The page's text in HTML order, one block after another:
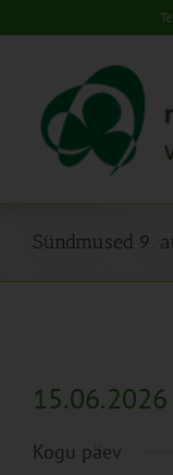
to
Sündmused 9.
15.06.2026
kuupäev.
Kogu päev